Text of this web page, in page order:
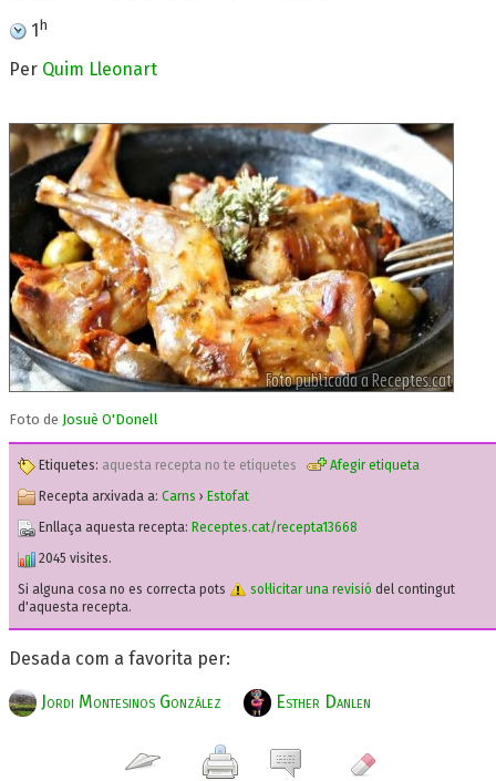
1h
Per Quim Lleonart
Foto de Josuè O'Donell
Etiquetes: aquesta recepta no te etiquetes
Afegir etiqueta
Recepta arxivada a: Carns › Estofat
Enllaça aquesta recepta: Receptes.cat/recepta13668
2045 visites.
Si alguna cosa no es correcta pots
sol·licitar una revisió del contingut
d'aquesta recepta.
Desada com a favorita per:
Jordi Montesinos González Esther Danlen